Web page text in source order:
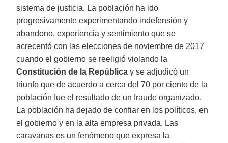
sistema de justicia. La población ha ido
progresivamente experimentando indefensión y
abandono, experiencia y sentimiento que se
acrecentó con las elecciones de noviembre de 2017
cuando el gobierno se reeligió violando la
Constitución de la República y se adjudicó un
triunfo que de acuerdo a cerca del 70 por ciento de la
población fue el resultado de un fraude organizado.
La población ha dejado de confiar en los políticos, en
el gobierno y en la alta empresa privada. Las
caravanas es un fenómeno que expresa la